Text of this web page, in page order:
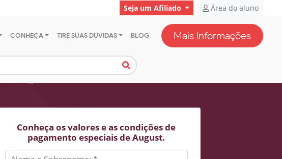
Seja um Afiliado Área do aluno
CONHEÇA TIRE SUAS DÚVIDAS BLOG Mais Informações
Conheça os valores e as condições de
pagamento especiais de August.